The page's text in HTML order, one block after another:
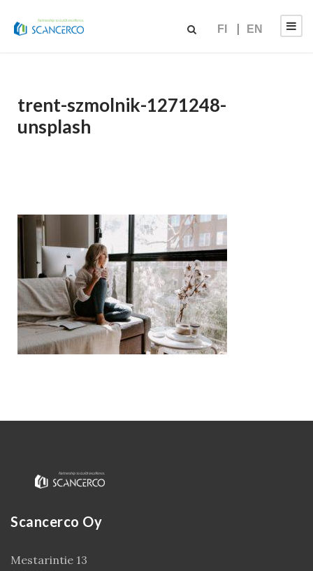
FI EN
trent-szmolnik-1271248-
unsplash
Scancerco Oy
Mestarintie 13